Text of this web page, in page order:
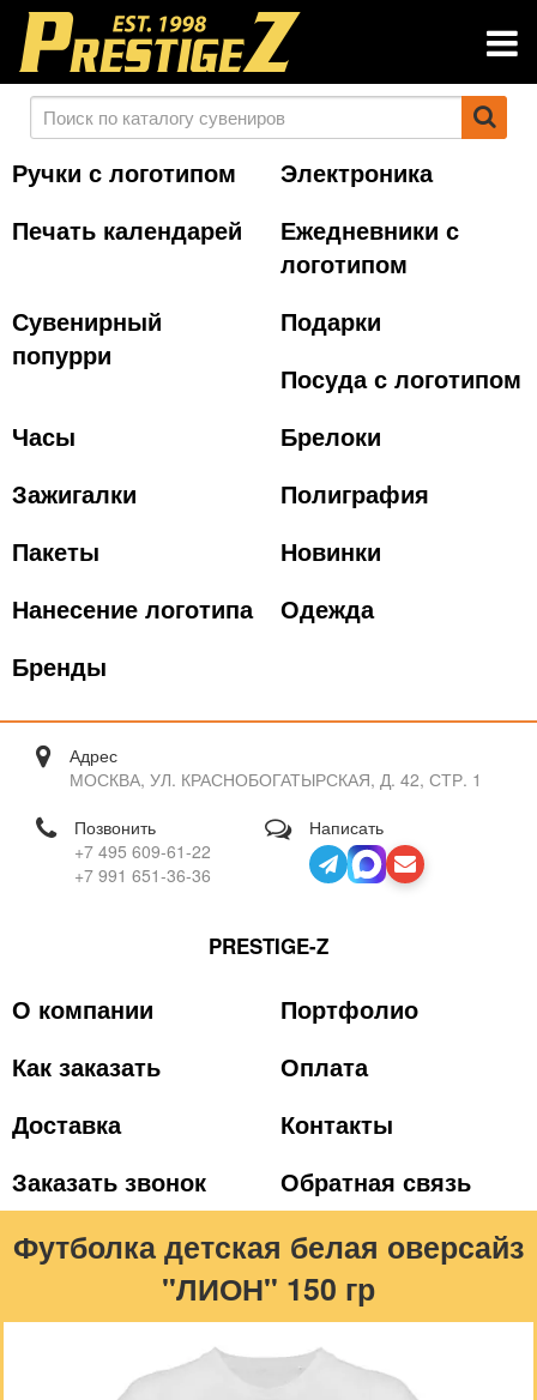
Ручки с логотипом
Электроника
Печать календарей
Ежедневники с
логотипом
Сувенирный
попурри
Подарки
Посуда с логотипом
Часы
Брелоки
Зажигалки
Полиграфия
Пакеты
Новинки
Нанесение логотипа
Одежда
Бренды
Адрес
МОСКВА, УЛ. КРАСНОБОГАТЫРСКАЯ, Д. 42, СТР. 1
Позвонить
+7 495 609-61-22
+7 991 651-36-36
Написать
PRESTIGE-Z
О компании
Портфолио
Как заказать
Оплата
Доставка
Контакты
Заказать звонок
Обратная связь
Футболка детская белая оверсайз
"ЛИОН" 150 гр